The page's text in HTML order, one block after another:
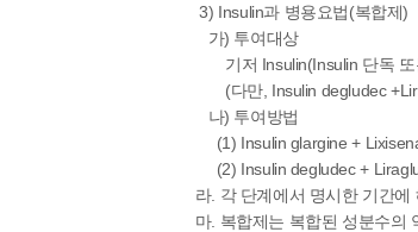
3) Insulin과 병용요법(복합제)
가) 투여대상
기저 Insulin(Insulin 단독 또
(다만, Insulin degludec
나) 투여방법
(1) Insulin glargine +
(2) Insulin degludec +
라. 각 단계에서 명시한 기간
마. 복합제는 복합된 성분수의